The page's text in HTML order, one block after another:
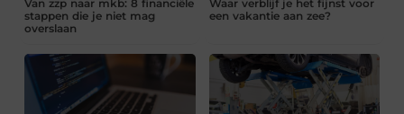
Van zzp naar mkb: 8 financiële
stappen die je niet mag
overslaan
Waar verblijf je het fijnst voor
een vakantie aan zee?